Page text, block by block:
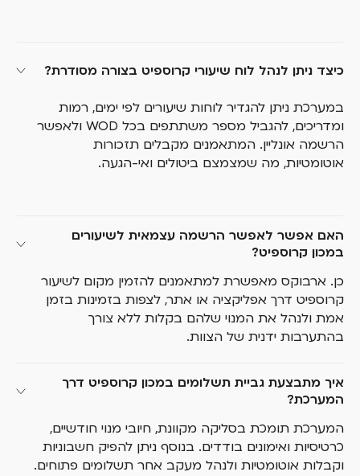
כיצד ניתן לנהל לוח שיעורי קרוספיט בצורה מסודרת?
במערכת ניתן להגדיר לוחות שיעורים לפי ימים, רמות
ומדריכים, להגביל מספר משתתפים בכל WOD ולאפשר
הרשמה אונליין. המתאמנים מקבלים תזכורות
אוטומטיות, מה שמצמצם ביטולים ואי-הגעה.
האם אפשר לאפשר הרשמה עצמאית לשיעורים
במכון קרוספיט?
כן. ארבוקס מאפשרת למתאמנים להזמין מקום לשיעור
קרוספיט דרך אפליקציה או אתר, לצפות בזמינות בזמן
אמת ולנהל את המנוי שלהם בקלות ללא צורך
בהתערבות ידנית של הצוות.
איך מתבצעת גביית תשלומים במכון קרוספיט דרך
המערכת?
המערכת תומכת בסליקה מקוונת, חיובי מנוי חודשיים,
כרטיסיות ואימונים בודדים. בנוסף ניתן להפיק חשבוניות
וקבלות אוטומטיות ולנהל מעקב אחר תשלומים פתוחים.